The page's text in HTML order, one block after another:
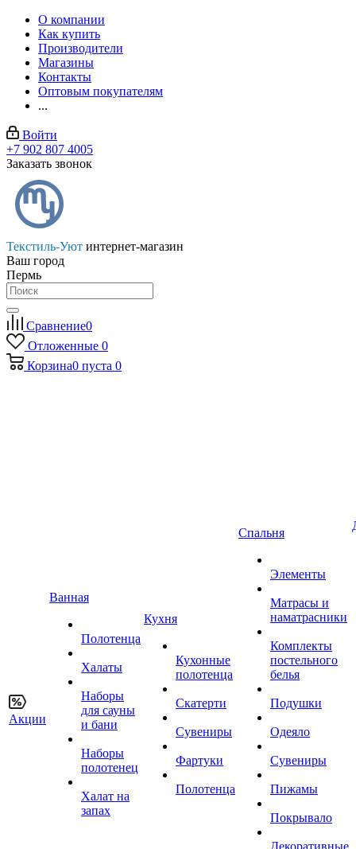
О компании
Как купить
Производители
Магазины
Контакты
Оптовым покупателям
...
Войти
+7 902 807 4005
Заказать звонок
Текстиль-Уют интернет-магазин
Ваш город
Пермь
Сравнение0
Отложенные 0
Корзина0 пуста 0
Акции
Ванная
Полотенца
Халаты
Наборы
для сауны
и бани
Наборы
полотенец
Халат на
запах
Кухня
Кухонные
полотенца
Скатерти
Сувениры
Фартуки
Полотенца
Спальня
Элементы
Матрасы и
наматрасники
Комплекты
постельного
белья
Подушки
Одеяло
Сувениры
Пижамы
Покрывало
Декоративные